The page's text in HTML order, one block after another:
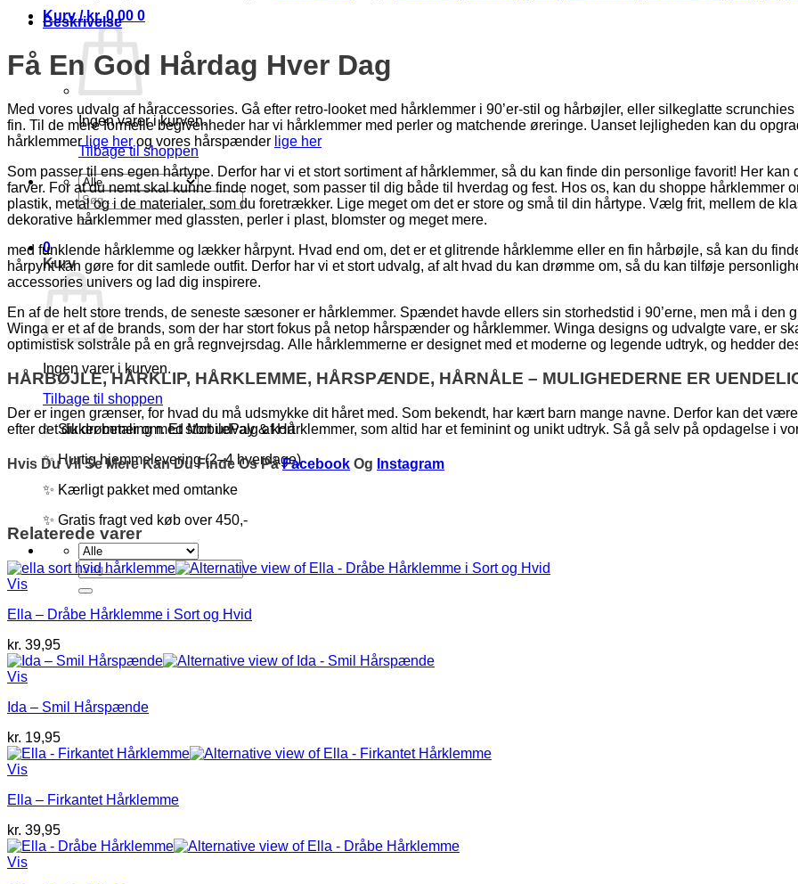
Kurv /kr.0,00 0
Ingen varer i kurven.
Tilbage til shoppen
Søg
efter:
0
Kurv
Ingen varer i kurven.
Tilbage til shoppen
✨ Sikker betaling med MobilePay & kort
✨ Hurtig hjemmelevering (2–4 hverdage)
✨ Kærligt pakket med omtanke
✨ Gratis fragt ved køb over 450,-
Søg
efter:
Beskrivelse
Få En God Hårdag Hver Dag
Med vores udvalg af håraccessories. Gå efter retro-looket med hårklemmer i 90’er-stil og hårbøjler, eller silkeglatte
fin. Til de mere formelle begivenheder har vi hårklemmer med perler og matchende øreringe. Uanset lejligheden kan du
hårklemmer lige her og vores hårspænder lige her
Som passer til ens egen hårtype. Derfor har vi et stort sortiment af hårklemmer, så du kan finde din personlige favorit! Her
farver. For at du nemt skal kunne finde noget, som passer til dig både til hverdag og fest. Hos os, kan du shoppe
plastik, metal og i de materialer, som du foretrækker. Lige meget om det er store og små til din hårtype. Vælg frit, mellem de
dekorative hårklemmer med glassten, perler i plast, blomster og meget mere.
med funklende hårklemme og lækker hårpynt. Hvad end om, det er et glitrende hårklemme eller en fin hårbøjle, så kan du
hårpynt kan gøre for dit samlede outfit. Derfor har vi et stort udvalg, af alt hvad du kan drømme om, så du kan tilføje
accessories univers og lad dig inspirere.
En af de helt store trends, de seneste sæsoner er hårklemmer. Spændet havde ellers sin storhedstid i 90’erne, men må i den
Winga er et af de brands, som der har stort fokus på netop hårspænder og hårklemmer. Winga designs og udvalgte vare, er
optimistisk solstråle på en grå regnvejrsdag. Alle hårklemmerne er designet med et moderne og legende udtryk, og hedder
HÅRBØJLE, HÅRKLIP, HÅRKLEMME, HÅRSPÆNDE, HÅRNÅLE – MULIGHEDERNE ER
Der er ingen grænser, for hvad du må udsmykke dit håret med. Som bekendt, har kært barn mange navne. Derfor kan det
efter det du drømmer om. Et stort udvalg af Hårklemmer, som altid har et feminint og unikt udtryk. Så gå selv på opdagelse i
Hvis Du Vil Se Mere Kan Du Finde Os PåFacebook Og Instagram
Relaterede varer
Vis
Ella – Dråbe Hårklemme i Sort og Hvid
kr. 39,95
Vis
Ida – Smil Hårspænde
kr. 19,95
Vis
Ella – Firkantet Hårklemme
kr. 39,95
Vis